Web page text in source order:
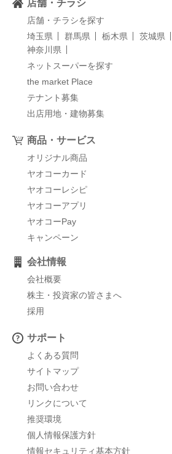
店舗・チラシ
店舗・チラシを探す
埼玉県
群馬県 栃木県 茨城県
神奈川県
ネットスーパーを探す
the market Place
テナント募集
出店用地・建物募集
商品・サービス
オリジナル商品
ヤオコーカード
ヤオコーレシピ
ヤオコーアプリ
ヤオコーPay
キャンペーン
会社情報
会社概要
株主・投資家の皆さまへ
採用
サポート
よくある質問
サイトマップ
お問い合わせ
リンクについて
推奨環境
個人情報保護方針
情報セキュリティ基本方針